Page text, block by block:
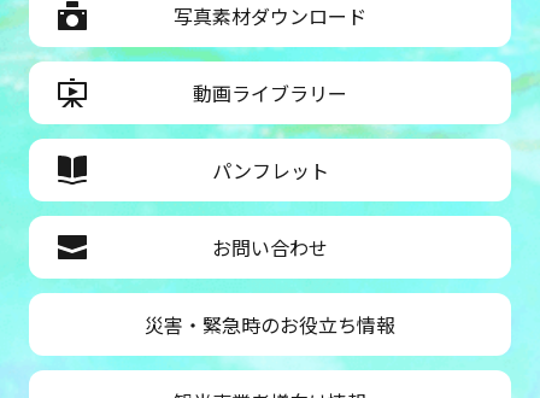
写真素材ダウンロード
動画ライブラリー
パンフレット
お問い合わせ
災害・緊急時のお役立ち情報